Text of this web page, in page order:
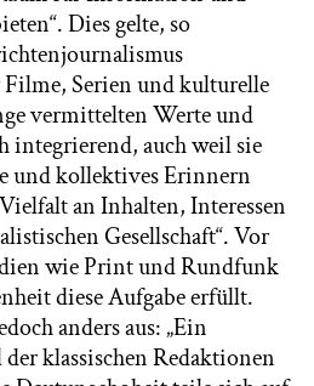
Dies gelte, so
Serien und kulturelle
vermittelten Werte und
integrierend, auch weil sie
und kollektives Erinnern
an Inhalten, Interessen
Gesellschaft“. Vor
wie Print und Rundfunk
diese Aufgabe erfüllt.
anders aus: „Ein
klassischen Redaktionen